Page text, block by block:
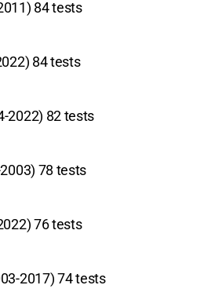
84 tests
84 tests
2022) 82 tests
78 tests
76 tests
2017) 74 tests